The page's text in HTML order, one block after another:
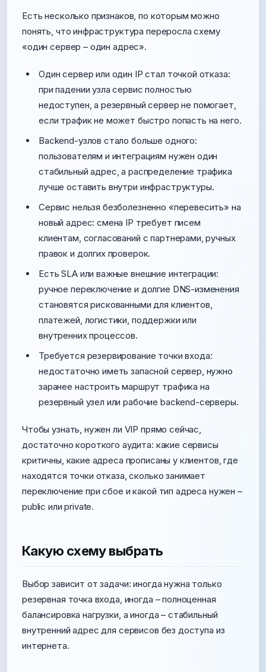
Есть несколько признаков, по которым можно
понять, что инфраструктура переросла схему
«один сервер – один адрес».
Один сервер или один IP стал точкой отказа:
при падении узла сервис полностью
недоступен, а резервный сервер не помогает,
если трафик не может быстро попасть на него.
Backend-узлов стало больше одного:
пользователям и интеграциям нужен один
стабильный адрес, а распределение трафика
лучше оставить внутри инфраструктуры.
Сервис нельзя безболезненно «перевесить» на
новый адрес: смена IP требует писем
клиентам, согласований с партнерами, ручных
правок и долгих проверок.
Есть SLA или важные внешние интеграции:
ручное переключение и долгие DNS-изменения
становятся рискованными для клиентов,
платежей, логистики, поддержки или
внутренних процессов.
Требуется резервирование точки входа:
недостаточно иметь запасной сервер, нужно
заранее настроить маршрут трафика на
резервный узел или рабочие backend-серверы.
Чтобы узнать, нужен ли VIP прямо сейчас,
достаточно короткого аудита: какие сервисы
критичны, какие адреса прописаны у клиентов, где
находятся точки отказа, сколько занимает
переключение при сбое и какой тип адреса нужен –
public или private.
Какую схему выбрать
Выбор зависит от задачи: иногда нужна только
резервная точка входа, иногда – полноценная
балансировка нагрузки, а иногда – стабильный
внутренний адрес для сервисов без доступа из
интернета.